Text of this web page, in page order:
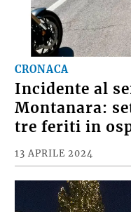
CRONACA
Incidente al
Montanara:
tre feriti in
13 APRILE 2024